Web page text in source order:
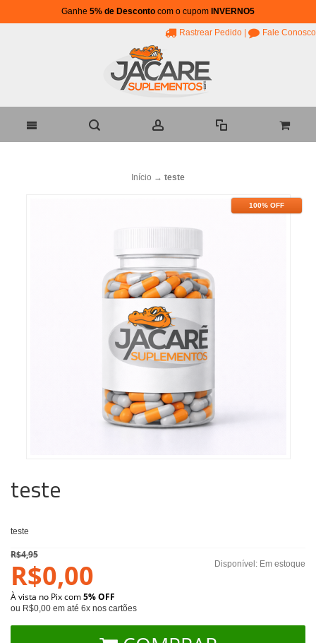
Ganhe 5% de Desconto com o cupom INVERNO5
Rastrear Pedido Fale Conosco
Início → teste
100% OFF
teste
teste
Disponível: Em estoque
R$4,95
R$0,00
À vista no Pix com5% OFF
ou R$0,00 em até 6x nos cartões